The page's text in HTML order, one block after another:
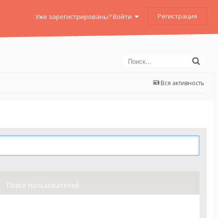
Уже зарегистрированы? Войти Регистрация
Вся активность
Поиск пользователей